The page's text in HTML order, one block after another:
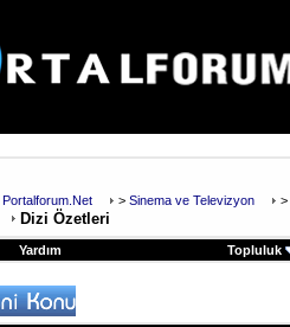
Portalforum.Net > Sinema ve Televizyon >
Dizi Özetleri
Yardım Topluluk